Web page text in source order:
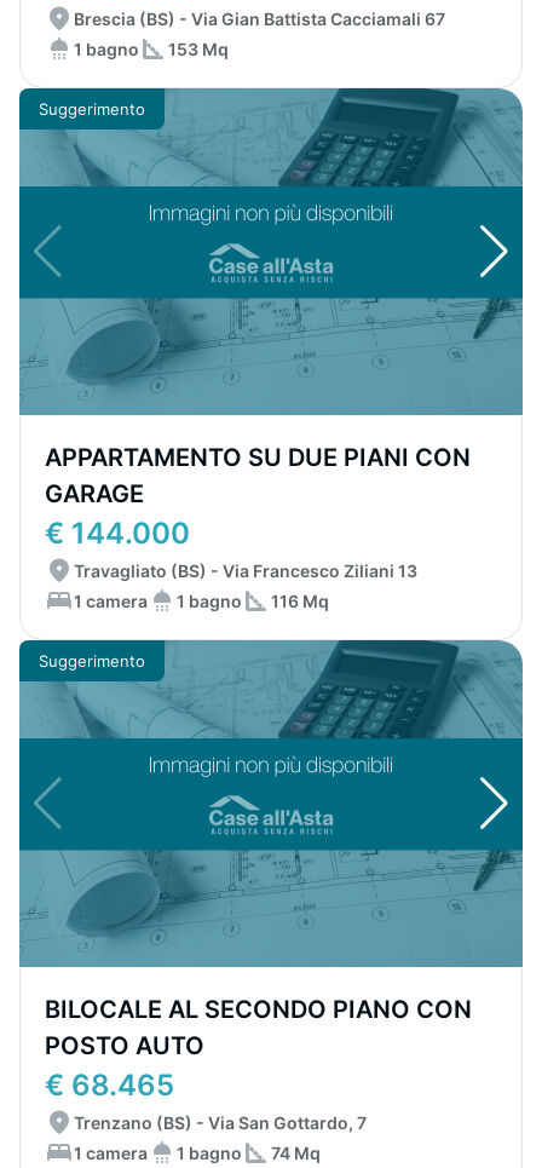
Brescia (BS) - Via Gian Battista Cacciamali 67
1 bagno
153 Mq
Suggerimento
APPARTAMENTO SU DUE PIANI CON
GARAGE
€ 144.000
Travagliato (BS) - Via Francesco Ziliani 13
1 camera
1 bagno 116 Mq
Suggerimento
BILOCALE AL SECONDO PIANO CON
POSTO AUTO
€ 68.465
Trenzano (BS) - Via San Gottardo, 7
1 camera
1 bagno 74 Mq